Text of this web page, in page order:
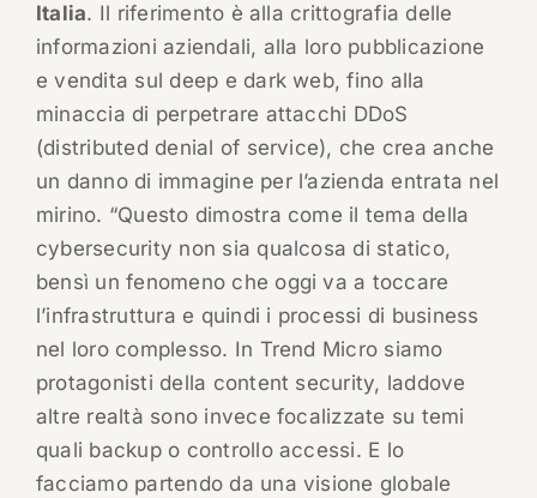
Italia. Il riferimento è alla crittografia delle
informazioni aziendali, alla loro pubblicazione
e vendita sul deep e dark web, fino alla
minaccia di perpetrare attacchi DDoS
(distributed denial of service), che crea anche
un danno di immagine per l’azienda entrata nel
mirino. “Questo dimostra come il tema della
cybersecurity non sia qualcosa di statico,
bensì un fenomeno che oggi va a toccare
l’infrastruttura e quindi i processi di business
nel loro complesso. In Trend Micro siamo
protagonisti della content security, laddove
altre realtà sono invece focalizzate su temi
quali backup o controllo accessi. E lo
facciamo partendo da una visione globale